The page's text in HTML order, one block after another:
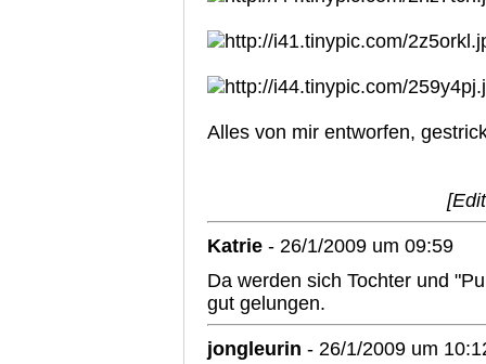
Alles von mir entworfen,
Katrie - 26/1/2009 um 09:59
Da werden sich Tochter und
gut gelungen.
jongleurin - 26/1/2009 um